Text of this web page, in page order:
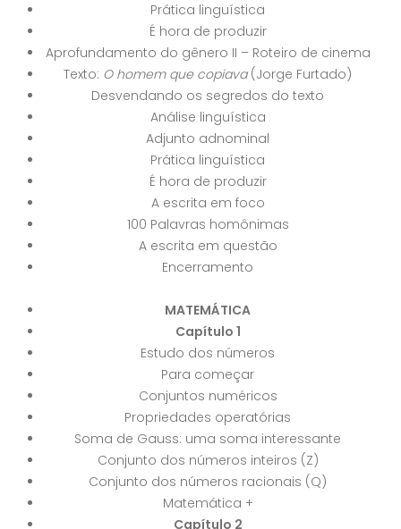
Prática linguística
É hora de produzir
Aprofundamento do gênero II – Roteiro de cinema
Texto: O homem que copiava(Jorge Furtado)
Desvendando os segredos do texto
Análise linguística
Adjunto adnominal
Prática linguística
É hora de produzir
A escrita em foco
100 Palavras homônimas
A escrita em questão
Encerramento
MATEMÁTICA
Capítulo 1
Estudo dos números
Para começar
Conjuntos numéricos
Propriedades operatórias
Soma de Gauss: uma soma interessante
Conjunto dos números inteiros (Z)
Conjunto dos números racionais (Q)
Matemática +
Capítulo 2